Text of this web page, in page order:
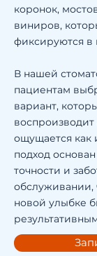
коронок,
виниров,
фиксируются в
В нашей
пациентам
вариант,
ощущается как
подход
точности и
обслуживании,
новой улыбке